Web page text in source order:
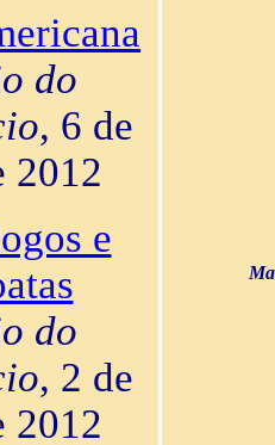
do
, 6 de
2012
e
do
, 2 de
2012